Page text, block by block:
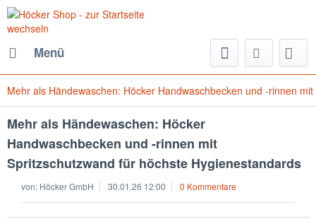
Menü
Mehr als Händewaschen: Höcker Handwaschbecken und -rinnen
Mehr als Händewaschen: Höcker
Handwaschbecken und -rinnen mit
Spritzschutzwand für höchste Hygienestandards
von: Höcker GmbH 30.01.26 12:00 0 Kommentare